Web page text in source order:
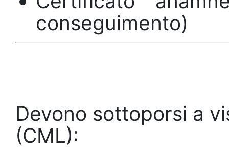
conseguimento)
Devono sottoporsi a
(CML):